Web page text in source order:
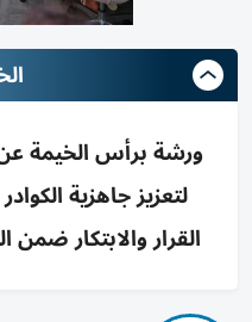
ورشة برأس الخيمة عن
لتعزيز جاهزية
القرار والابتكار